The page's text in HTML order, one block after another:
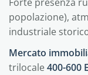
popolazione),
industriale
Mercato
trilocale400-600